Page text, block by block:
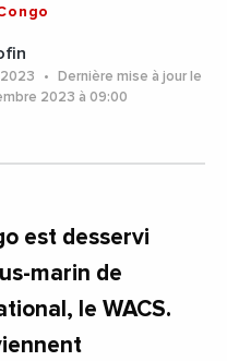
Dernière mise à jour le
2023 à 09:00
est desservi
marin de
le WACS.